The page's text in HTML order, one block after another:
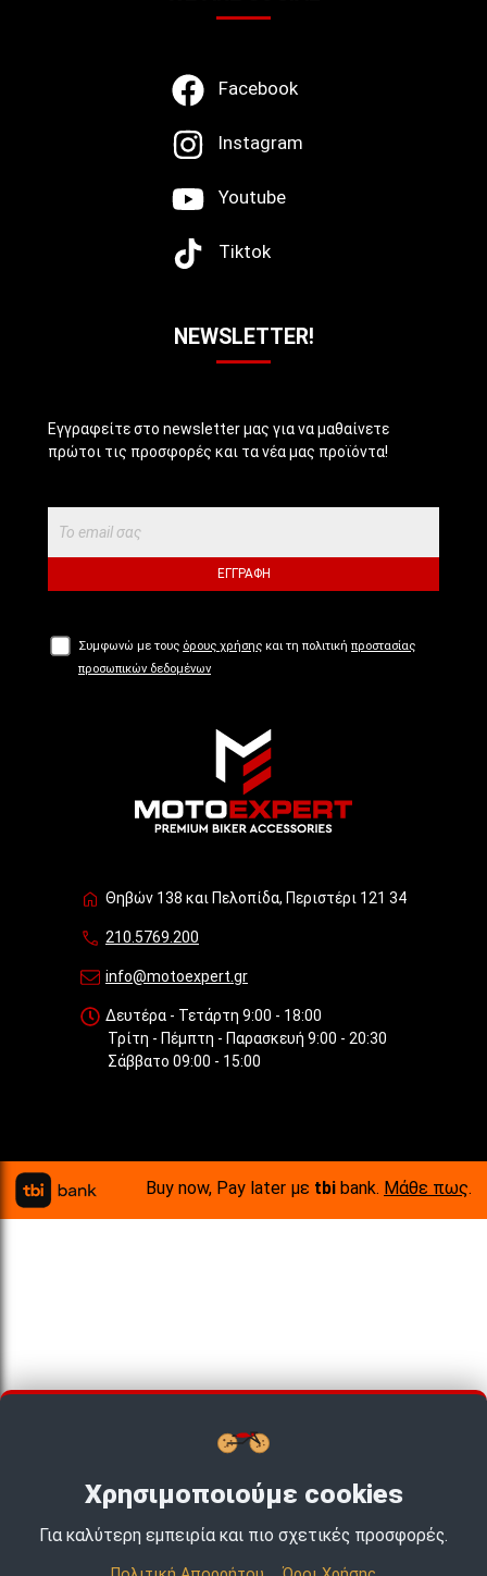
Facebook
Instagram
Youtube
Tiktok
NEWSLETTER!
Εγγραφείτε στο newsletter μας για να μαθαίνετε
πρώτοι τις προσφορές και τα νέα μας προϊόντα!
ΕΓΓΡΑΦΉ
Συμφωνώ με τους όρους χρήσης και τη πολιτική προστασίας
προσωπικών δεδομένων
Θηβών 138 και Πελοπίδα, Περιστέρι 121 34
210.5769.200
info@motoexpert.gr
Δευτέρα - Τετάρτη 9:00 - 18:00
Τρίτη - Πέμπτη - Παρασκευή 9:00 - 20:30
Σάββατο 09:00 - 15:00
Buy now, Pay later με tbi bank. Μάθε πως.
Χρησιμοποιούμε cookies
Για καλύτερη εμπειρία και πιο σχετικές προσφορές.